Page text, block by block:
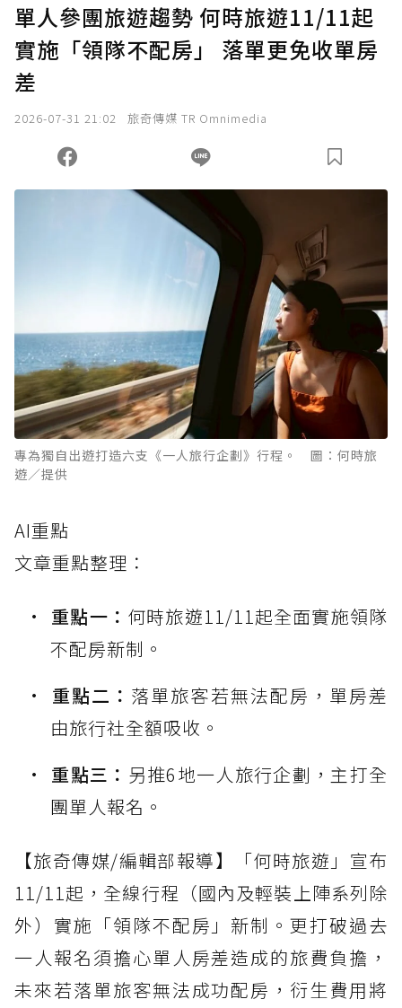
單人參團旅遊趨勢 何時旅遊11/11起
實施「領隊不配房」 落單更免收單房
差
2026-07-31 21:02 旅奇傳媒 TR Omnimedia
專為獨自出遊打造六支《一人旅行企劃》行程。 圖：何時旅
遊／提供
AI重點
文章重點整理：
重點一： 何時旅遊11/11起全面實施領隊
不配房新制。
重點二： 落單旅客若無法配房，單房差
由旅行社全額吸收。
重點三： 另推6地一人旅行企劃，主打全
團單人報名。
【旅奇傳媒/編輯部報導】「何時旅遊」宣布
11/11起，全線行程（國內及輕裝上陣系列除
外）實施「領隊不配房」新制。更打破過去
一人報名須擔心單人房差造成的旅費負擔，
未來若落單旅客無法成功配房，衍生費用將